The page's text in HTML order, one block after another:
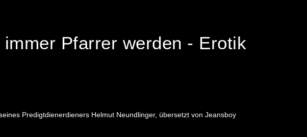
Pfarrer werden - Erotik
Predigtdienerdieners Helmut Neundlinger, übersetzt von Jeansboy